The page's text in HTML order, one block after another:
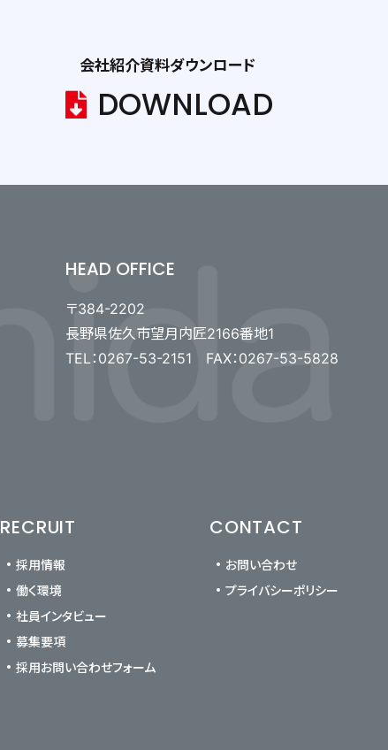
会社紹介資料ダウンロード
DOWNLOAD
HEAD OFFICE
〒384-2202
長野県佐久市望月内匠2166番地1
TEL：0267-53-2151 FAX：0267-53-5828
RECRUIT
採用情報
働く環境
社員インタビュー
募集要項
採用お問い合わせフォーム
CONTACT
お問い合わせ
プライバシーポリシー